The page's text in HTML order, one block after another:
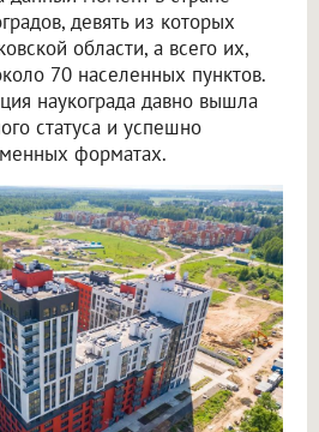
девять из которых
области, а всего их,
70 населенных пунктов.
наукограда давно вышла
статуса и успешно
форматах.